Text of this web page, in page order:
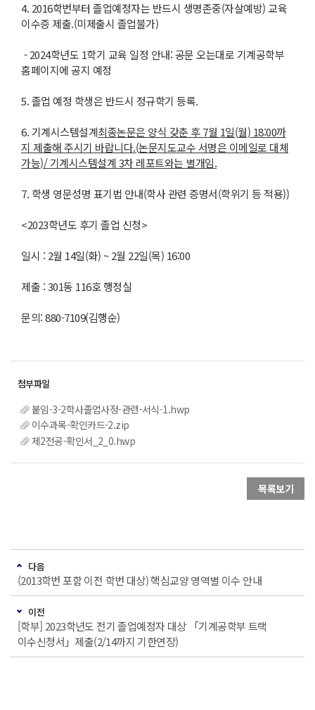
4. 2016학번부터 졸업예정자는 반드시 생명존중(자살예방) 교육
이수증 제출.(미제출시 졸업불가)
- 2024학년도 1학기 교육 일정 안내: 공문 오는대로 기계공학부
홈페이지에 공지 예정
5. 졸업 예정 학생은 반드시 정규학기 등록.
6. 기계시스템설계최종논문은 양식 갖춘 후7월 1일(월) 18:00까
지 제출해 주시기 바랍니다.(논문지도교수 서명은 이메일로 대체
가능)/기계시스템설계3차 레포트와는 별개임.
7. 학생 영문성명 표기법 안내(학사 관련 증명서(학위기 등 적용))
<2023학년도 후기 졸업 신청>
일시 : 2월 14일(화) ~ 2월 22일(목) 16:00
제출 : 301동 116호 행정실
문의: 880-7109(김행순)
붙임-3-2학사졸업사정-관련-서식-1.hwp
이수과목-확인카드-2.zip
제2전공-확인서_2_0.hwp
목록보기
다음
(2013학번 포함 이전 학번 대상) 핵심교양 영역별 이수 안내
이전
[학부] 2023학년도 전기 졸업예정자 대상 「기계공학부 트랙
이수신청서」제출(2/14까지 기한연장)